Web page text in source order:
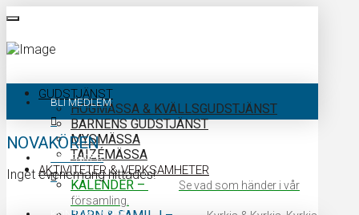
GUDSTJÄNST
HÖGMÄSSA & KVÄLLSGUDSTJÄNST
BARNENS GUDSTJÄNST
MYSMÄSSA
TAIZÉMÄSSA
AKTIVITETER & VERKSAMHETER
KALENDER –
Se vad som händer i vår
församling.
BLI MEDLEM
KALENDER
NOVAKÖREN
Inget evenemang hittades!